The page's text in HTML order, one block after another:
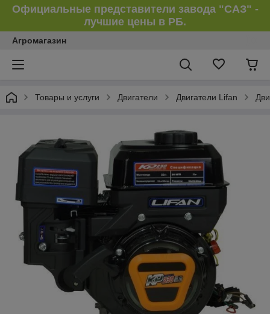
Официальные представители завода "САЗ" -
лучшие цены в РБ.
Агромагазин
Товары и услуги Двигатели Двигатели Lifan